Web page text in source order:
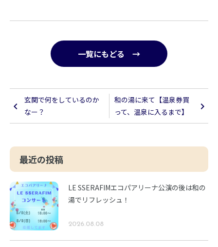
一覧にもどる →
玄関で何をしているのか
なー？
和の湯に来て【温泉券買
って、温泉に入るまで】
最近の投稿
LE SSERAFIMエコパアリーナ公演の後は和の
湯でリフレッシュ！
2026.08.08